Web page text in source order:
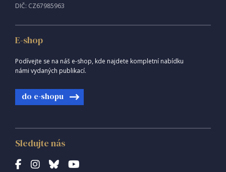
DIČ: CZ67985963
E-shop
Podívejte se na náš e-shop, kde najdete kompletní nabídku
námi vydaných publikací.
do e-shopu
Sledujte nás